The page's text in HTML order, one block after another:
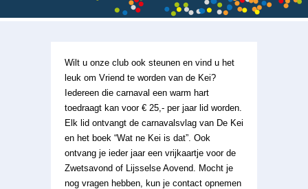
Wilt u onze club ook steunen en vind u het
leuk om Vriend te worden van de Kei?
Iedereen die carnaval een warm hart
toedraagt kan voor € 25,- per jaar lid worden.
Elk lid ontvangt de carnavalsvlag van De Kei
en het boek “Wat ne Kei is dat”. Ook
ontvang je ieder jaar een vrijkaartje voor de
Zwetsavond of Lijsselse Aovend. Mocht je
nog vragen hebben, kun je contact opnemen